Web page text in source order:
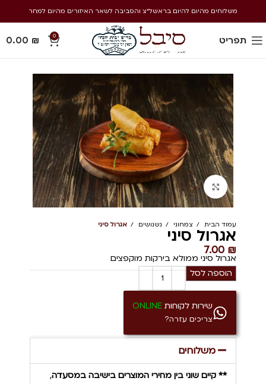
משלוחים מהיום להיום בראשל״צ והסביבה לשאר האיזורים מהיום למחר
תפריט 0
0.00 ₪
Click to enlarge
עמוד הבית צמחוני נשנושים אגרול סיני
אגרול סיני
7.00 ₪
אגרול סיני ממולא בירקות מוקפצים
הוספה לסל
שירות לקוחות ONLINE
צריכים עזרה?
משלוחים
** קיים שוני בין מחירי המוצרים בישיבה במסעדה,